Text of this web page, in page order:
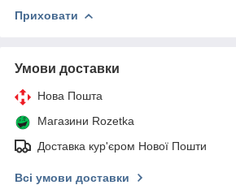
Приховати
Умови доставки
Нова Пошта
Магазини Rozetka
Доставка кур'єром Нової Пошти
Всі умови доставки